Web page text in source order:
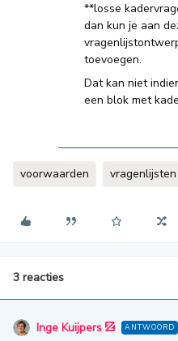
**losse
dan kun je aan
toevoegen.
Dat kan niet
een blok met
voorwaarden vragenlijsten
3 reacties
Inge Kuijpers ANTWOORD